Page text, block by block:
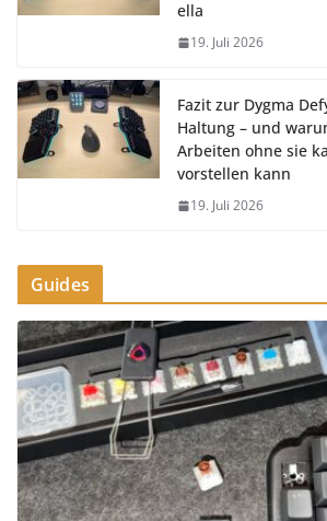
ella
19. Juli 2026
Fazit zur Dygma
Haltung – und
Arbeiten ohne sie
vorstellen kann
19. Juli 2026
Guides